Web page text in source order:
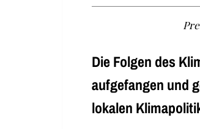
Die Folgen des
aufgefangen und
lokalen